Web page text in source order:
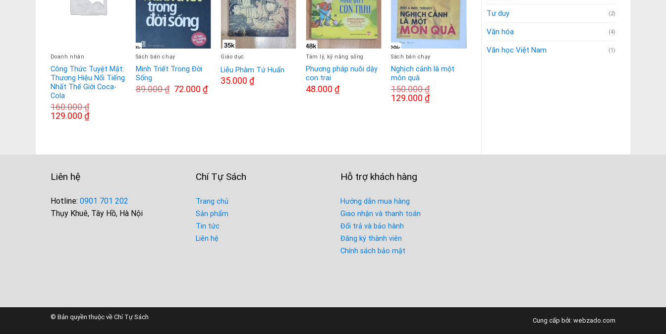
Tư duy (2)
Văn hóa (4)
Văn học Việt Nam (1)
Doanh nhân
Công Thức Tuyệt Mật:
Thương Hiệu Nổi Tiếng
Nhất Thế Giới Coca-
Cola
160.000₫
Giá
gốc
129.000 ₫Giá
hiện
Sách bán chạy
Minh Triết Trong Đời
Sống
89.000₫
Giá
gốc
72.000 ₫Giá
hiện
Giáo dục
Liễu Phàm Tứ Huấn
35.000₫
Tâm lý, kỹ năng sống
Phương pháp nuôi dậy
con trai
48.000₫
Sách bán chạy
Nghịch cảnh là một
món quà
150.000₫
Giá
gốc
129.000 ₫Giá
hiện
Liên hệ
Hotline: 0901 701 202
Thụy Khuê, Tây Hồ, Hà Nội
Chí Tự Sách
Trang chủ
Sản phẩm
Tin tức
Liên hệ
Hỗ trợ khách hàng
Hướng dẫn mua hàng
Giao nhận và thanh toán
Đổi trả và bảo hành
Đăng ký thành viên
Chính sách bảo mật
Cung cấp bởi: webzado.com
© Bản quyền thuộc về Chí Tự Sách